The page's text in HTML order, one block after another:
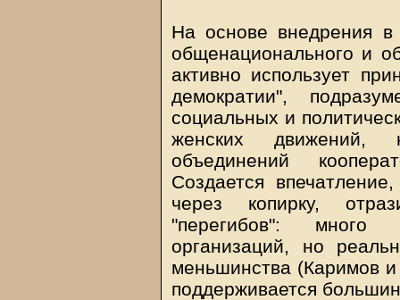
На основе внедрения в
общенационального и
активно использует
демократии",
социальных и
женских движений,
объединений
Создается
через копирку,
"перегибов": много
организаций, но
меньшинства (Каримов
поддерживается